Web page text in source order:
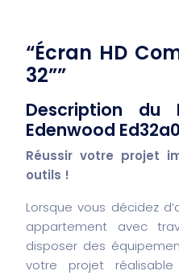
“Écran HD
32””
Description du
Edenwood
Réussir votre projet
outils !
Lorsque vous décidez
appartement avec
disposer des
votre projet